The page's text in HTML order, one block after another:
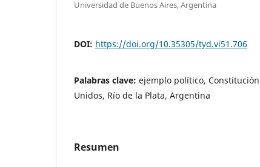
Universidad de Buenos Aires, Argentina
DOI: https://doi.org/10.35305/tyd.vi51.706
Palabras clave: ejemplo político,
Unidos, Río de la Plata, Argentina
Resumen